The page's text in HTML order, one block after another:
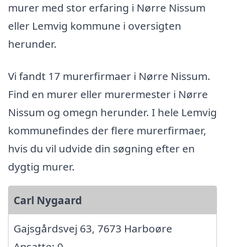
murer med stor erfaring i Nørre Nissum
eller Lemvig kommune i oversigten
herunder.
Vi fandt 17 murerfirmaer i Nørre Nissum.
Find en murer eller murermester i Nørre
Nissum og omegn herunder. I hele Lemvig
kommunefindes der flere murerfirmaer,
hvis du vil udvide din søgning efter en
dygtig murer.
Carl Nygaard
Gajsgårdsvej 63, 7673 Harboøre